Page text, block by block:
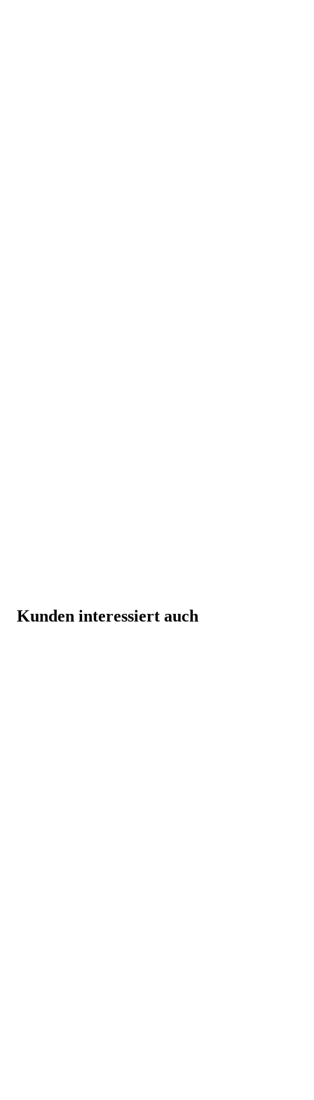
Kunden interessiert auch